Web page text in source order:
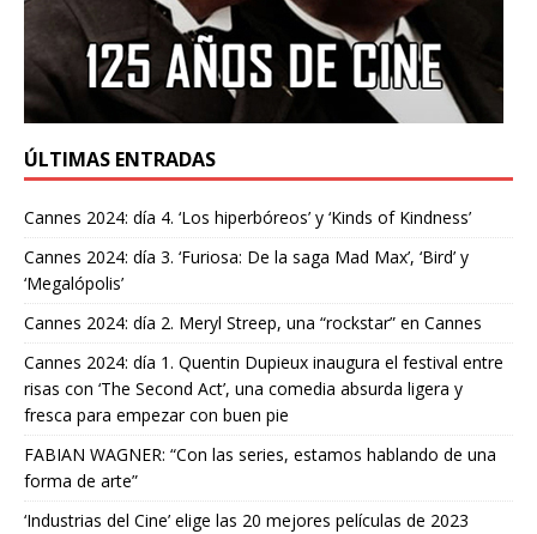
ÚLTIMAS ENTRADAS
Cannes 2024: día 4. ‘Los hiperbóreos’ y ‘Kinds of Kindness’
Cannes 2024: día 3. ‘Furiosa: De la saga Mad Max’, ‘Bird’ y
‘Megalópolis’
Cannes 2024: día 2. Meryl Streep, una “rockstar” en Cannes
Cannes 2024: día 1. Quentin Dupieux inaugura el festival entre
risas con ‘The Second Act’, una comedia absurda ligera y
fresca para empezar con buen pie
FABIAN WAGNER: “Con las series, estamos hablando de una
forma de arte”
‘Industrias del Cine’ elige las 20 mejores películas de 2023